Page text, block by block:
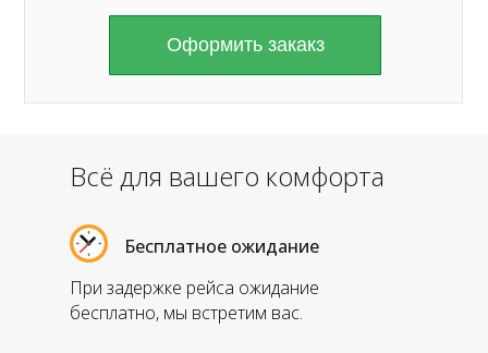
Оформить закакз
При задержке рейса ожидание
бесплатно, мы встретим вас.
Бесплатное ожидание
Всё для вашего комфорта